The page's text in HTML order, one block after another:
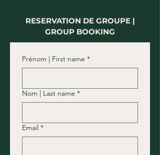
RESERVATION DE GROUPE |
GROUP BOOKING
Prénom | First name *
Nom | Last name *
Email *